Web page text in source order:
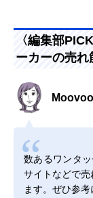
〈編集部
ーカーの売れ
数あるワンタ
サイトなどで
ます。ぜひ参考